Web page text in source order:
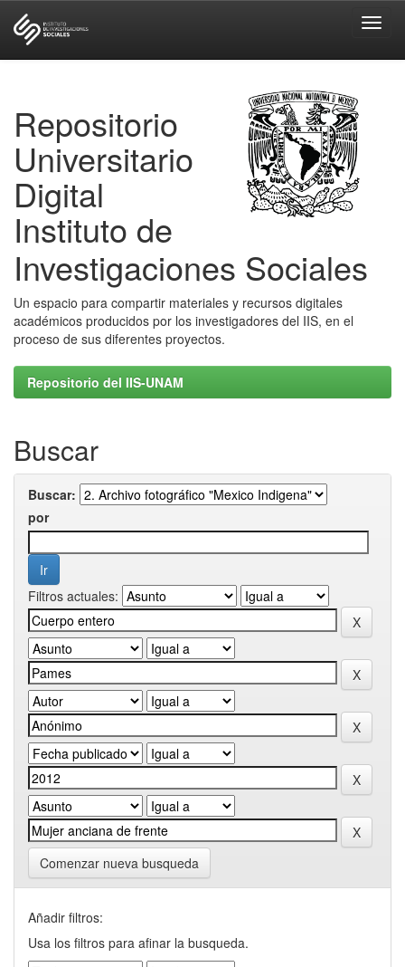
Repositorio
Universitario
Digital
Instituto de
Investigaciones Sociales
Un espacio para compartir materiales y recursos digitales
académicos producidos por los investigadores del IIS, en el
proceso de sus diferentes proyectos.
Repositorio del IIS-UNAM
Buscar
Buscar:
por
Filtros actuales:
Comenzar nueva busqueda
Añadir filtros:
Usa los filtros para afinar la busqueda.